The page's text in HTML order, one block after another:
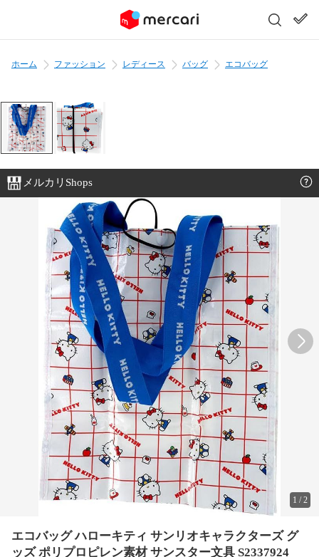
ホーム ファッション レディース バッグ エコバッグ
メルカリShops
1 /2
エコバッグ ハローキティ サンリオキャラクターズ グ
ッズ ポリプロピレン素材 サンスター文具 S2337924